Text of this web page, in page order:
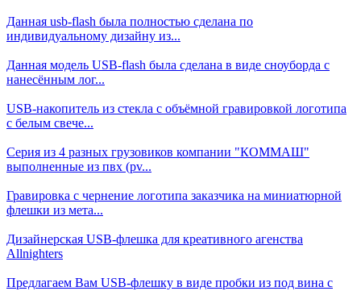
Данная usb-flash была полностью сделана по
индивидуальному дизайну из...
Данная модель USB-flash была сделана в виде сноуборда с
нанесённым лог...
USB-накопитель из стекла с объёмной гравировкой логотипа
с белым свече...
Серия из 4 разных грузовиков компании "КОММАШ"
выполненные из пвх (pv...
Гравировка с чернение логотипа заказчика на миниатюрной
флешки из мета...
Дизайнерская USB-флешка для креативного агенства
Allnighters
Предлагаем Вам USB-флешку в виде пробки из под вина с